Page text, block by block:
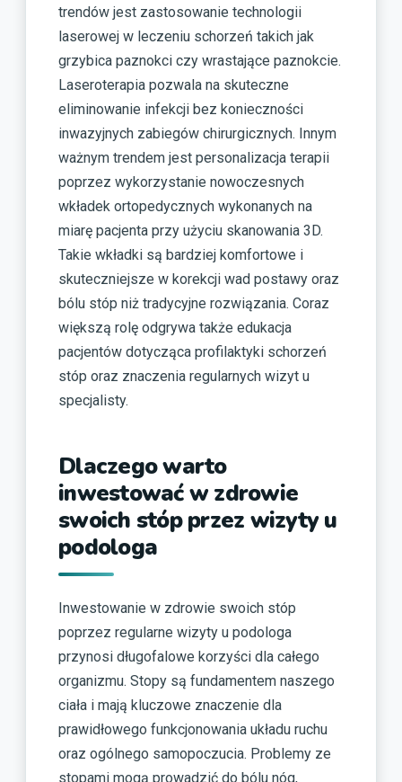
trendów jest zastosowanie technologii
laserowej w leczeniu schorzeń takich jak
grzybica paznokci czy wrastające paznokcie.
Laseroterapia pozwala na skuteczne
eliminowanie infekcji bez konieczności
inwazyjnych zabiegów chirurgicznych. Innym
ważnym trendem jest personalizacja terapii
poprzez wykorzystanie nowoczesnych
wkładek ortopedycznych wykonanych na
miarę pacjenta przy użyciu skanowania 3D.
Takie wkładki są bardziej komfortowe i
skuteczniejsze w korekcji wad postawy oraz
bólu stóp niż tradycyjne rozwiązania. Coraz
większą rolę odgrywa także edukacja
pacjentów dotycząca profilaktyki schorzeń
stóp oraz znaczenia regularnych wizyt u
specjalisty.
Dlaczego warto
inwestować w zdrowie
swoich stóp przez wizyty u
podologa
Inwestowanie w zdrowie swoich stóp
poprzez regularne wizyty u podologa
przynosi długofalowe korzyści dla całego
organizmu. Stopy są fundamentem naszego
ciała i mają kluczowe znaczenie dla
prawidłowego funkcjonowania układu ruchu
oraz ogólnego samopoczucia. Problemy ze
stopami mogą prowadzić do bólu nóg,